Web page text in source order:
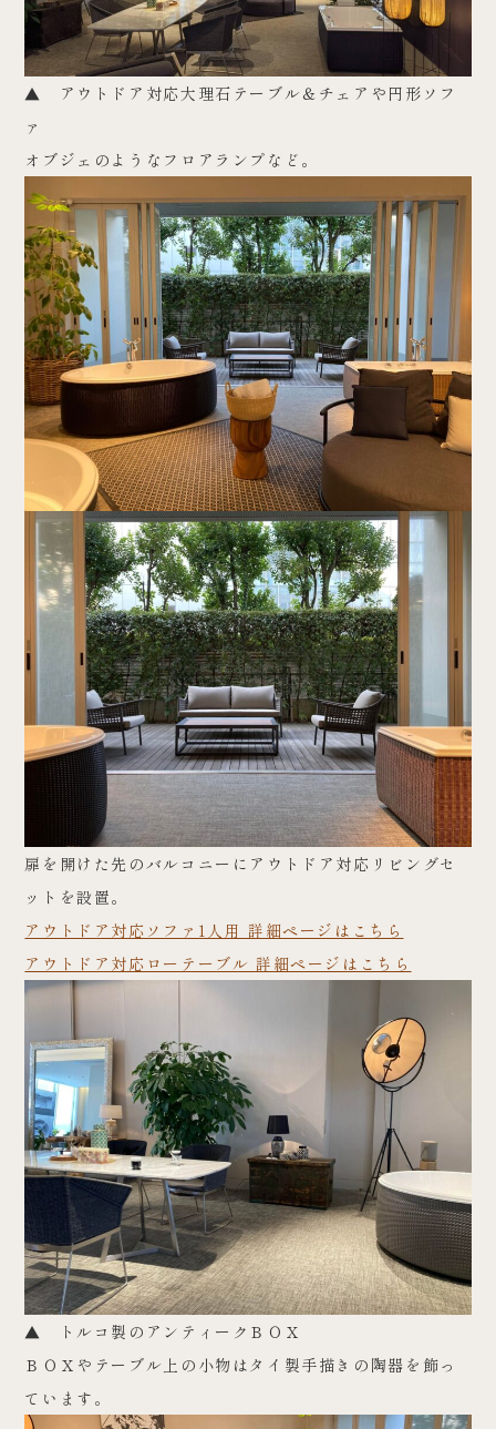
▲ アウトドア対応大理石テーブル＆チェアや円形ソフ
ァ
オブジェのようなフロアランプなど。
扉を開けた先のバルコニーにアウトドア対応リビングセ
ットを設置。
アウトドア対応ソファ1人用 詳細ページはこちら
アウトドア対応ローテーブル 詳細ページはこちら
▲ トルコ製のアンティークＢＯＸ
ＢＯＸやテーブル上の小物はタイ製手描きの陶器を飾っ
ています。